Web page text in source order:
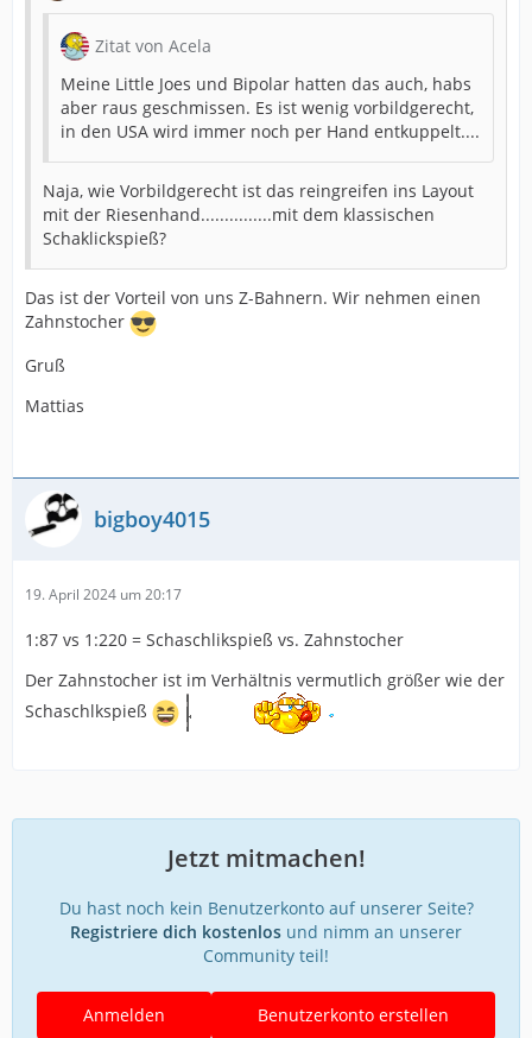
Zitat von Acela
Meine Little Joes und Bipolar hatten das auch, habs
aber raus geschmissen. Es ist wenig vorbildgerecht,
in den USA wird immer noch per Hand entkuppelt....
Naja, wie Vorbildgerecht ist das reingreifen ins Layout
mit der Riesenhand...............mit dem klassischen
Schaklickspieß?
Das ist der Vorteil von uns Z-Bahnern. Wir nehmen einen
Zahnstocher
Gruß
Mattias
bigboy4015
19. April 2024 um 20:17
1:87 vs 1:220 = Schaschlikspieß vs. Zahnstocher
Der Zahnstocher ist im Verhältnis vermutlich größer wie der
Schaschlkspieß
Jetzt mitmachen!
Du hast noch kein Benutzerkonto auf unserer Seite?
Registriere dich kostenlos und nimm an unserer
Community teil!
Benutzerkonto erstellen
Anmelden